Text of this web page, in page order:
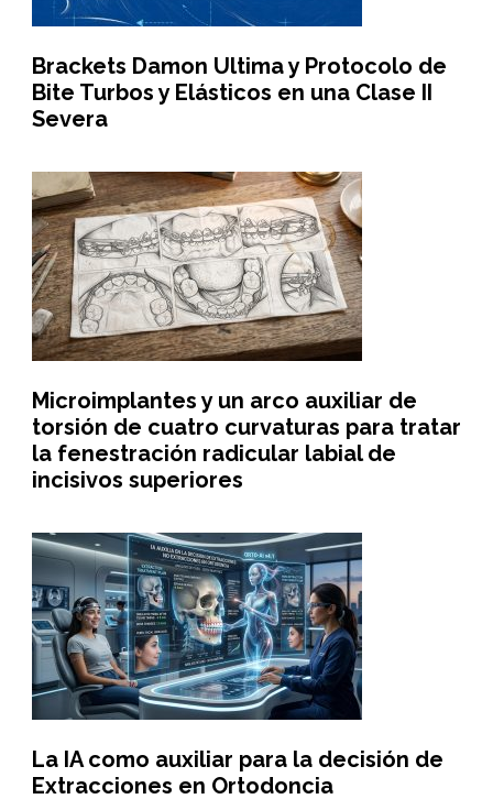
Brackets Damon Ultima y Protocolo de
Bite Turbos y Elásticos en una Clase II
Severa
Microimplantes y un arco auxiliar de
torsión de cuatro curvaturas para tratar
la fenestración radicular labial de
incisivos superiores
La IA como auxiliar para la decisión de
Extracciones en Ortodoncia